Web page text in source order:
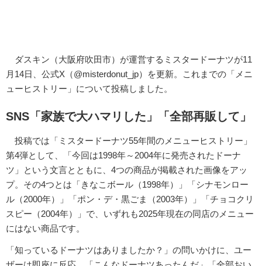
ダスキン（大阪府吹田市）が運営するミスタードーナツが11
月14日、公式X（@misterdonut_jp）を更新。これまでの「メニ
ューヒストリー」について投稿しました。
SNS「家族で大ハマリした」「全部再販して」
投稿では「ミスタードーナツ55年間のメニューヒストリー」
第4弾として、「今回は1998年～2004年に発売されたドーナ
ツ」という文言とともに、4つの商品が掲載された画像をアッ
プ。その4つとは「きなこボール（1998年）」「シナモンロー
ル（2000年）」「ポン・デ・黒ごま（2003年）」「チョコクリ
スピー（2004年）」で、いずれも2025年現在の同店のメニュー
にはない商品です。
「知っているドーナツはありましたか？」の問いかけに、ユー